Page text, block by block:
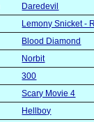
Daredevil
Lemony Snicket -
Blood Diamond
Norbit
300
Scary Movie 4
Hellboy